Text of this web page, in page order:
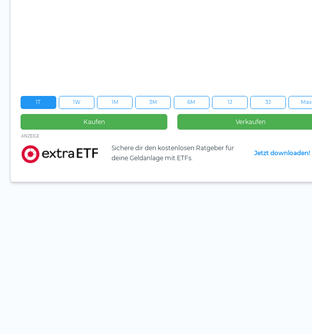
1T 1W 1M 3M 6M 1J 3J Max
Kaufen Verkaufen
ANZEIGE
Sichere dir den kostenlosen Ratgeber für
deine Geldanlage mit ETFs.
Jetzt downloaden!